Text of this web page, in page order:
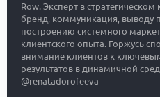
Row. Эксперт в
бренд, коммуникация, выводу
построению системного
клиентского опыта. Горжусь
внимание клиентов к
результатов в динамичной
@renatadorofeeva